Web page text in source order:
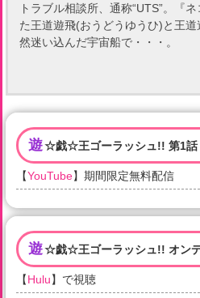
トラブル相談所、通称“UTS”。『
た王道遊飛(おうどうゆうひ)と王
然迷い込んだ宇宙船で・・・。
遊☆戯☆王ゴーラッシュ!! 第1話
【YouTube】期間限定無料配信
遊☆戯☆王ゴーラッシュ!! オン
【Hulu】で視聴